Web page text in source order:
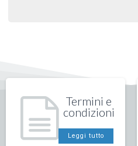
Termini e
condizioni
Leggi tutto